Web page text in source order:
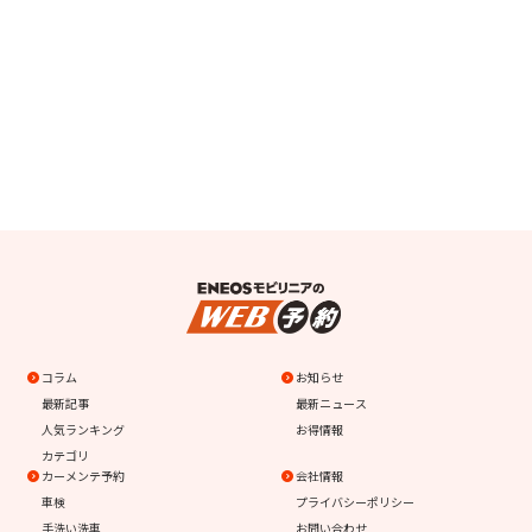
コラム
最新記事
人気ランキング
カテゴリ
お知らせ
最新ニュース
お得情報
カーメンテ予約
車検
手洗い洗車
会社情報
プライバシーポリシー
お問い合わせ